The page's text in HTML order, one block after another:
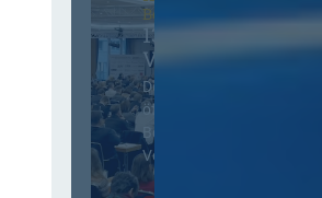
Berlin
13. Deutscher
Vergabetag
Der Jahreskongress für
öffentliches
Beschaffungswesen und
Vergaberecht